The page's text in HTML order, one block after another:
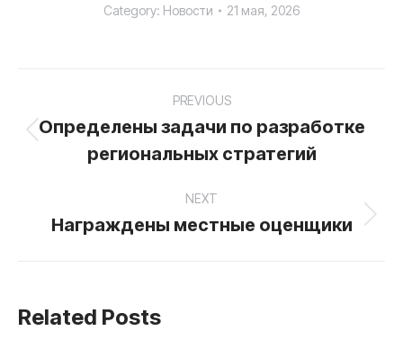
Category: Новости 21 мая, 2026
navigation
PREVIOUS
Previous
post:
Определены задачи по разработке
региональных стратегий
NEXT
Next
Награждены местные оценщики
Related Posts